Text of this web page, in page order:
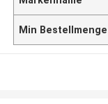
Min Bestellmenge